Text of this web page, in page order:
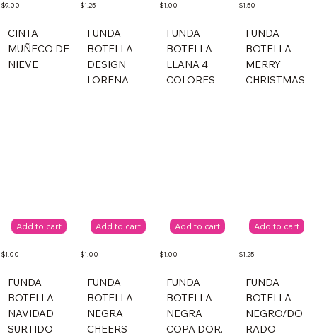
$9.00
CINTA
MUÑECO DE
NIEVE
$1.25
FUNDA
BOTELLA
DESIGN
LORENA
$1.00
FUNDA
BOTELLA
LLANA 4
COLORES
$1.50
FUNDA
BOTELLA
MERRY
CHRISTMAS
Add to cart
$1.00
FUNDA
BOTELLA
NAVIDAD
SURTIDO
Add to cart
$1.00
FUNDA
BOTELLA
NEGRA
CHEERS
Add to cart
$1.00
FUNDA
BOTELLA
NEGRA
COPA DOR.
Add to cart
$1.25
FUNDA
BOTELLA
NEGRO/DO
RADO